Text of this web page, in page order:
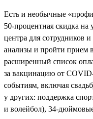
Есть и необычные
50‑процентная скидка на
центра для сотрудников
анализы и пройти прием
расширенный список
за вакцинацию от
событиям, включая
у других: поддержка
и волейбол),